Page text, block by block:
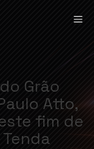
Grão
Atto,
fim de